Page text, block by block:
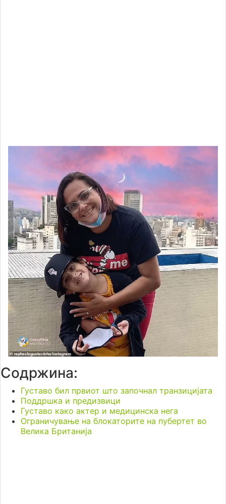
Содржина:
Густаво бил првиот што започнал транзицијата
Поддршка и предизвици
Густаво како актер и медицинска нега
Ограничување на блокаторите на пубертет во
Велика Британија